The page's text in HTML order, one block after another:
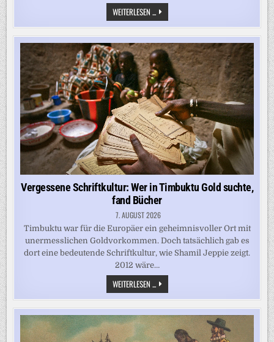
WEITERLESEN ...URGESTEIN
DER
VERLASGBRANCHE:
DER
VOLLBLUTVERLEGER
Vergessene Schriftkultur: Wer in Timbuktu Gold suchte,
fand Bücher
7. AUGUST 2026
Timbuktu war für die Europäer ein geheimnisvoller Ort mit
unermesslichen Goldvorkommen. Doch tatsächlich gab es
dort eine bedeutende Schriftkultur, wie Shamil Jeppie zeigt.
2012 wäre…
WEITERLESEN ... VERGESSENE
SCHRIFTKULTUR:
WER
IN
TIMBUKTU
GOLD
SUCHTE,
FAND